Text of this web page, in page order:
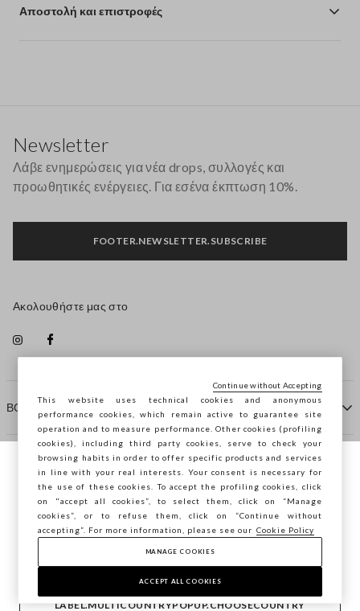
Αποστολή και επιστροφές
ΒΟΗΘΕΙΑ
ΠΡΑΚΤΟΡΕΙΟ
ΕΠΙΚΟΙΝΩΝΗΣΤΕ ΜΑΖΙ ΜΑΣ
Newsletter
Λάβε ενημερώσεις για νέα drops, συλλογές και
προωθητικές ενέργειες. Για εσένα έκπτωση 10%.
FOOTER.NEWSLETTER.SUBSCRIBE
Ακολουθήστε μας στο
Copyright © Ovs S.p.A. ΑΦΜ: 04240010274 - Εταιρικό
κεφάλαιο 290.923.470 -
Περιηγείστε στο STEFANEL Ελλάδας, θέλετε
να αποθηκεύσετε την τοποθεσία σας;
ΕΠΙΒΕΒΑΊΩΣΗ
LABEL.MULTICOUNTRYPOPUP.CHOOSECOUNTRY
footer.item.country Ελλάδα
This website uses technical cookies and anonymous
performance cookies, which remain active to guarantee site
operation and to measure performance. Other cookies (profiling
cookies), including third party cookies, serve to check your
browsing habits in order to offer specific products and services
in line with your real interests. Your consent is necessary for
the use of these cookies. To accept the profiling cookies, click
on "accept all cookies”, to select them, click on “Manage
cookies”, or to refuse them, click on “Continue without
accepting”. For more information, please see our Cookie Policy
MANAGE COOKIES
ACCEPT ALL COOKIES
Continue without Accepting